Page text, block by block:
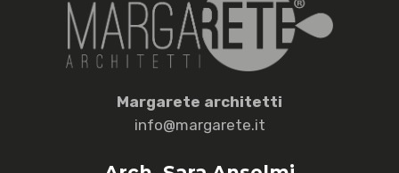
Margarete architetti
info@margarete.it